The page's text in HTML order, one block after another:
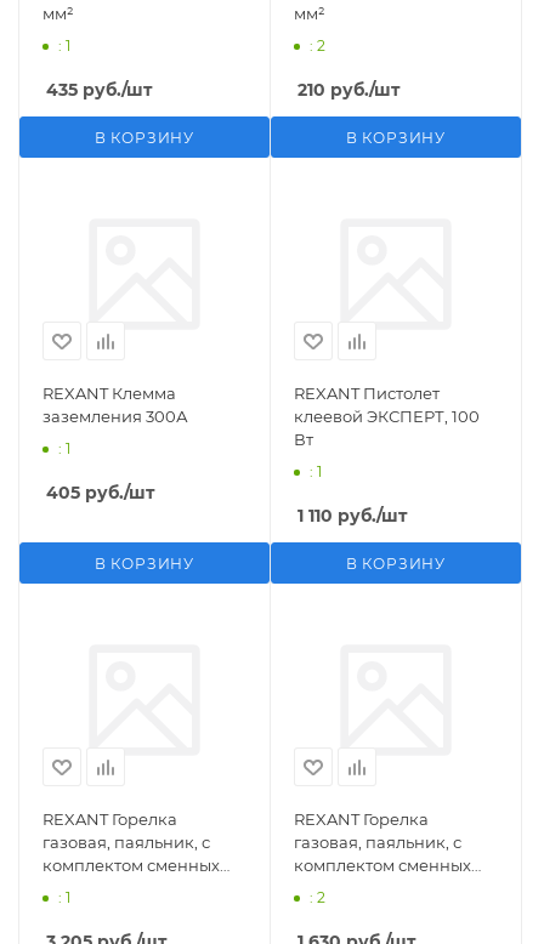
мм²
: 1
435 руб./шт
В КОРЗИНУ
мм²
: 2
210 руб./шт
В КОРЗИНУ
REXANT Клемма
заземления 300А
: 1
405 руб./шт
В КОРЗИНУ
REXANT Пистолет
клеевой ЭКСПЕРТ, 100
Вт
: 1
1 110 руб./шт
В КОРЗИНУ
REXANT Горелка
газовая, паяльник, с
комплектом сменных
насадок, 11 предметов
: 1
REXANT Горелка
газовая, паяльник, с
комплектом сменных
насадок, 3 предмета
: 2